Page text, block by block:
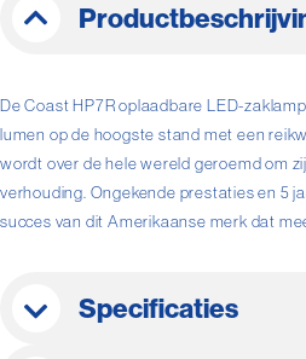
De Coast HP7R oplaadbare LED-
lumen op de hoogste stand met een
wordt over de hele wereld geroemd om
verhouding. Ongekende prestaties en 5
succes van dit Amerikaanse merk dat
Specificaties